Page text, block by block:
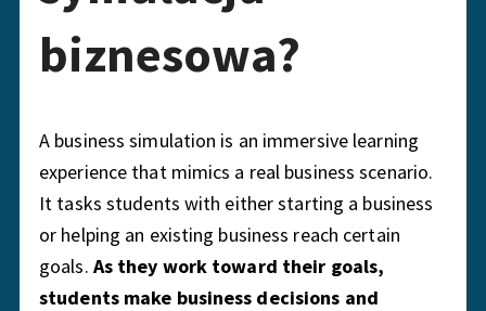
biznesowa?
A business simulation is an immersive learning
experience that mimics a real business scenario.
It tasks students with either starting a business
or helping an existing business reach certain
goals. As they work toward their goals,
students make business decisions and